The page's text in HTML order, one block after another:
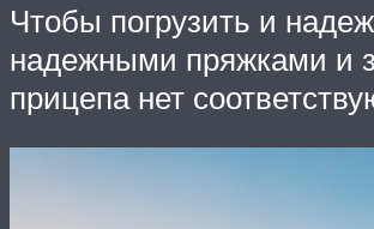
Чтобы погрузить и
надежными пряжками и
прицепа нет